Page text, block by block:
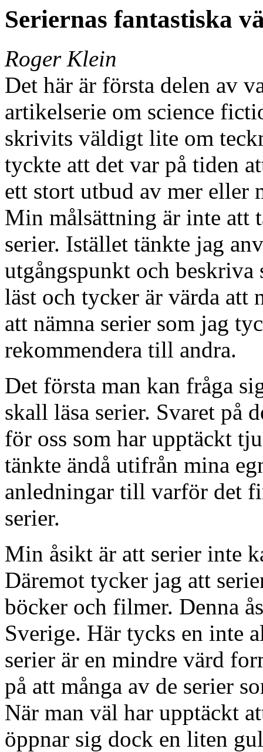
Seriernas fantastiska
Roger Klein
Det här är första delen av
artikelserie om science
skrivits väldigt lite om
tyckte att det var på tiden
ett stort utbud av mer eller
Min målsättning är inte att
serier. Istället tänkte jag
utgångspunkt och beskriva
läst och tycker är värda att
att nämna serier som jag
rekommendera till andra.
Det första man kan fråga
skall läsa serier. Svaret på
för oss som har upptäckt
tänkte ändå utifrån mina
anledningar till varför det
serier.
Min åsikt är att serier inte
Däremot tycker jag att
böcker och filmer. Denna
Sverige. Här tycks en inte
serier är en mindre värd
på att många av de serier
När man väl har upptäckt
öppnar sig dock en liten